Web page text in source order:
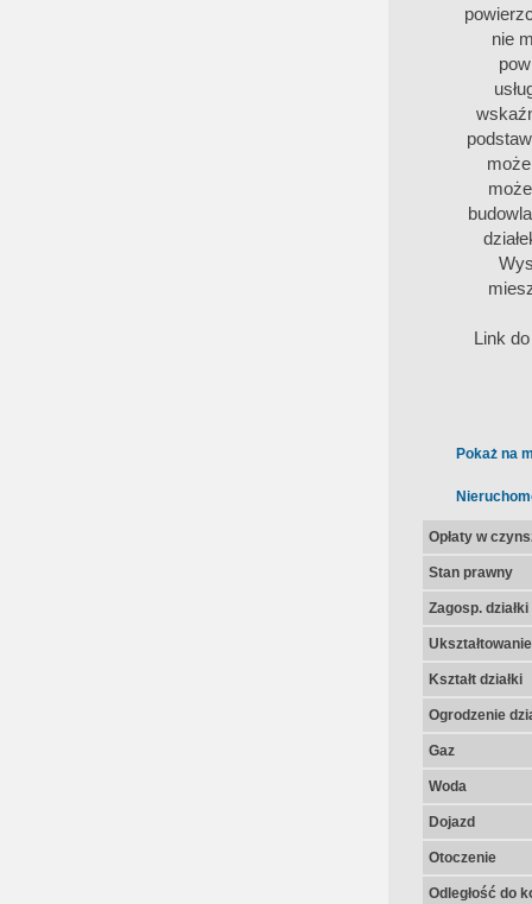
nie
Link
Pokaż na
Opłaty w
Stan prawny
Zagosp. działki
Kształt działki
Ogrodzenie
Gaz
Woda
Dojazd
Otoczenie
Odległość do